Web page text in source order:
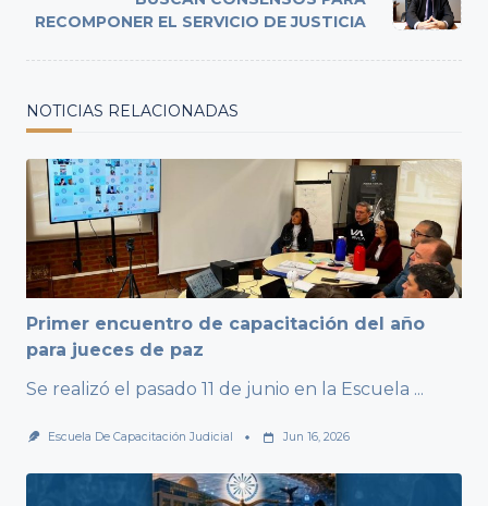
text">Page</span>
RECOMPONER EL SERVICIO DE JUSTICIA
NOTICIAS RELACIONADAS
Primer encuentro de capacitación del año
para jueces de paz
Se realizó el pasado 11 de junio en la Escuela ...
Escuela De Capacitación Judicial Jun 16, 2026